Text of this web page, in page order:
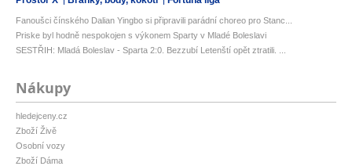
Fanoušci čínského Dalian Yingbo si připravili parádní choreo pro Stanc...
Priske byl hodně nespokojen s výkonem Sparty v Mladé Boleslavi
SESTŘIH: Mladá Boleslav - Sparta 2:0. Bezzubí Letenští opět ztratili. ...
Nákupy
hledejceny.cz
Zboží Živě
Osobní vozy
Zboží Dáma